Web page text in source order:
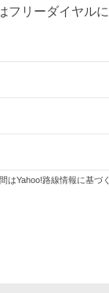
フリーダイヤルに
はYahoo!路線情報に基づく